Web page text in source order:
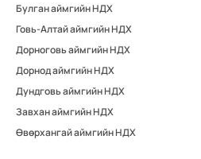
Булган аймгийн НДХ
Говь-Алтай аймгийн НДХ
Дорноговь аймгийн НДХ
Дорнод аймгийн НДХ
Дундговь аймгийн НДХ
Завхан аймгийн НДХ
Өвөрхангай аймгийн НДХ